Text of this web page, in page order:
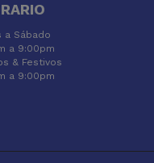
a Sábado
a 9:00pm
& Festivos
a 9:00pm